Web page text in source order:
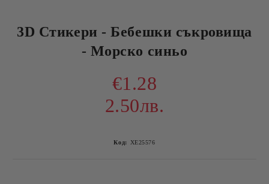
3D Стикери - Бебешки съкровища
- Морско синьо
€1.28
2.50лв.
Код: ХЕ25576